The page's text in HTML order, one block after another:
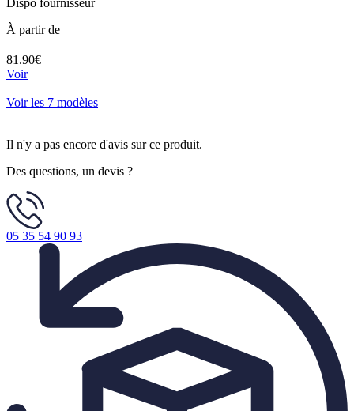
À partir de
81.90€
Voir
Voir les 7 modèles
Il n'y a pas encore d'avis sur ce produit.
Des questions, un devis ?
05 35 54 90 93